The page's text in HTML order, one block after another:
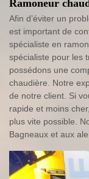
Ramoneur
Afin d’éviter un
est important de
spécialiste en
spécialiste pour les
possédons une
chaudière. Notre
de notre client. Si
rapide et moins
plus vite possible.
Bagneaux et aux